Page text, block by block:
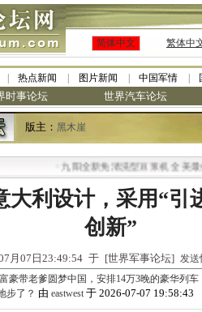
简体中文 繁体中
热点新闻 图片新闻 中国军情
时事论坛 世界汽车论坛
版主： 黑木崖
九阳全新免清洗型豆浆机 全美最低
大利设计，采用“引
创新”
月07日23:49:54 于 [世界军事论坛] 发送
豪带老爹圆梦中国，安排14万3晚的豪华列
步了？ 由 eastwest 于 2026-07-07 19:58:43